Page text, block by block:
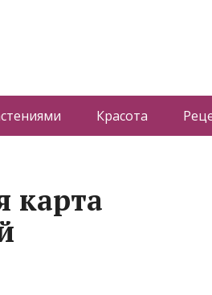
Красота
карта